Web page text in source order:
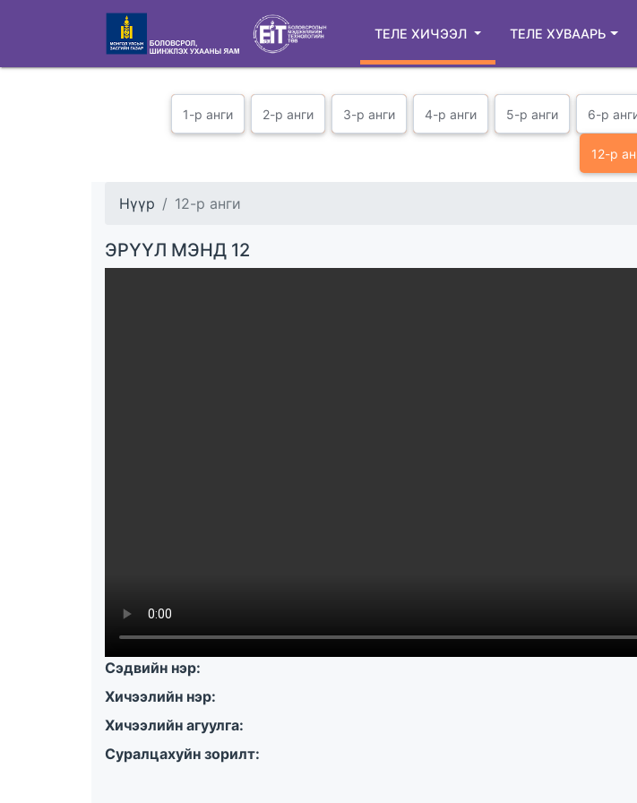
ТЕЛЕ ХИЧЭЭЛ ТЕЛЕ ХУВААРЬ
1-р анги 2-р анги 3-р анги 4-р анги 5-р анги 6-р
12-р
Нүүр 12-р анги
ЭРҮҮЛ МЭНД 12
Сэдвийн нэр:
Хичээлийн нэр:
Хичээлийн агуулга:
Суралцахуйн зорилт: